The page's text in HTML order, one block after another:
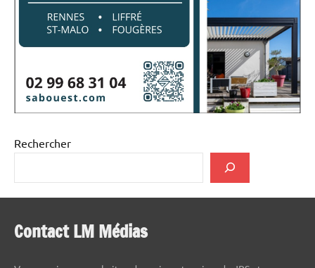
Rechercher
Contact LM Médias